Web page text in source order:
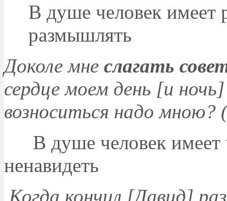
В душе человек имеет
размышлять
Доколе мне слагать
сердце моем день [и
возноситься надо мною?
В душе человек
ненавидеть
Когда кончил [Давид]